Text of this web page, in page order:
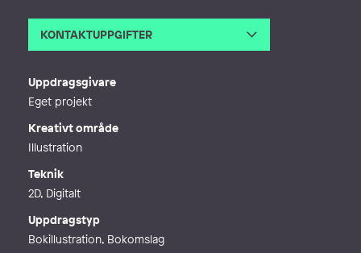
KONTAKTUPPGIFTER
Uppdragsgivare
Eget projekt
Kreativt område
Illustration
Teknik
2D, Digitalt
Uppdragstyp
Bokillustration, Bokomslag